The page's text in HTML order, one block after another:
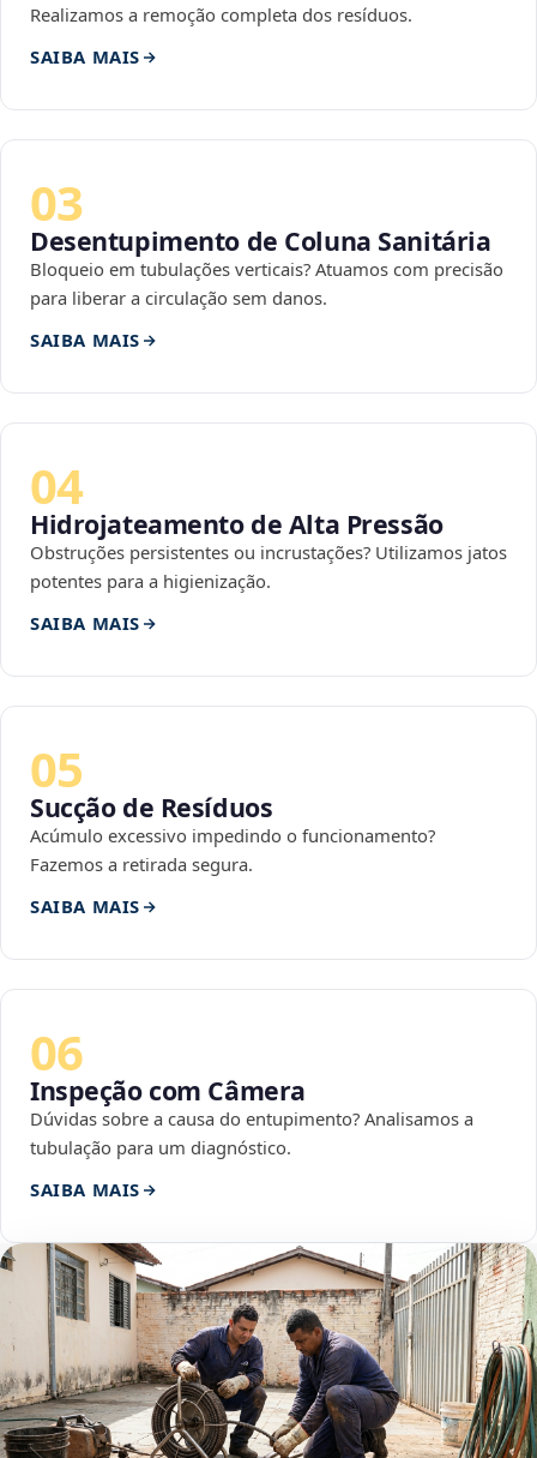
Realizamos a remoção completa dos resíduos.
SAIBA MAIS
03
Desentupimento de Coluna Sanitária
Bloqueio em tubulações verticais? Atuamos com precisão
para liberar a circulação sem danos.
SAIBA MAIS
04
Hidrojateamento de Alta Pressão
Obstruções persistentes ou incrustações? Utilizamos jatos
potentes para a higienização.
SAIBA MAIS
05
Sucção de Resíduos
Acúmulo excessivo impedindo o funcionamento?
Fazemos a retirada segura.
SAIBA MAIS
06
Inspeção com Câmera
Dúvidas sobre a causa do entupimento? Analisamos a
tubulação para um diagnóstico.
SAIBA MAIS